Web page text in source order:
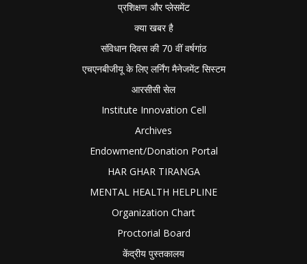
प्रशिक्षण और प्लेसमेंट
क्या खबर है
संविधान दिवस की 70 वीं वर्षगांठ
एचएनबीजीयू के लिए लर्निंग मैनेजमेंट सिस्टम
आरसीसी सेल
Institute Innovation Cell
Archives
Endowment/Donation Portal
HAR GHAR TIRANGA
MENTAL HEALTH HELPLINE
Organization Chart
Proctorial Board
केंद्रीय पुस्तकालय